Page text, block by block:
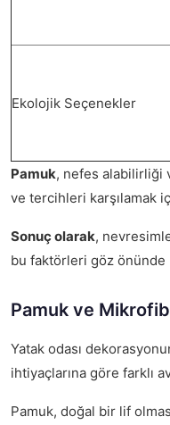
Ekolojik Seçenekler
Pamuk, nefes alabilirliği
ve tercihleri karşılamak
Sonuç olarak,
bu faktörleri göz önünde
Pamuk ve
Yatak odası
ihtiyaçlarına göre farklı
Pamuk, doğal bir lif